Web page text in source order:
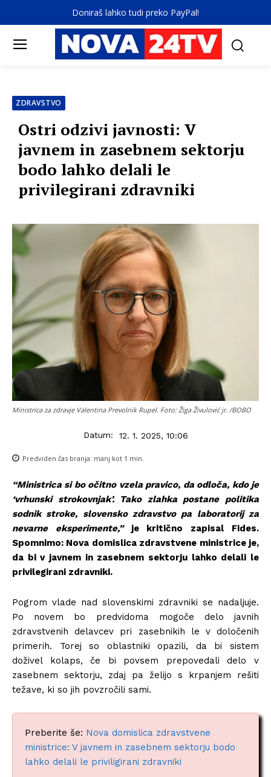
Doniraš lahko tudi preko PayPal!
ZDRAVSTVO
Ostri odzivi javnosti: V
javnem in zasebnem sektorju
bodo lahko delali le
privilegirani zdravniki
Ministrica za zdravje Valentina Prevolnik Rupel. Foto: Žiga Živulović jr. /BOBO
Datum: 12. 1. 2025, 10:06
Predviden čas branja: manj kot 1 min.
“Ministrica si bo očitno vzela pravico, da odloča, kdo je
‘vrhunski strokovnjak’. Tako zlahka postane politika
sodnik stroke, slovensko zdravstvo pa laboratorij za
nevarne eksperimente,”je kritično zapisal Fides.
Spomnimo: Nova domislica zdravstvene ministrice je,
da bi v javnem in zasebnem sektorju lahko delali le
privilegirani zdravniki.
Pogrom vlade nad slovenskimi zdravniki se nadaljuje.
Po novem bo predvidoma mogoče delo javnih
zdravstvenih delavcev pri zasebnikih le v določenih
primerih. Torej so oblastniki opazili, da bi sistem
doživel kolaps, če bi povsem prepovedali delo v
zasebnem sektorju, zdaj pa želijo s krpanjem rešiti
težave, ki so jih povzročili sami.
Preberite še: Nova domislica zdravstvene
ministrice: V javnem in zasebnem sektorju bodo
lahko delali le priviligirani zdravniki